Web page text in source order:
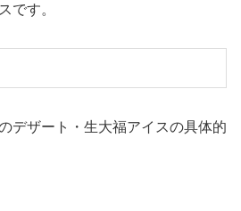
です。
デザート・生大福アイスの具体的